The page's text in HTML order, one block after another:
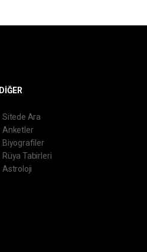
DİĞER
Sitede Ara
Anketler
Biyografiler
Rüya Tabirleri
Astroloji